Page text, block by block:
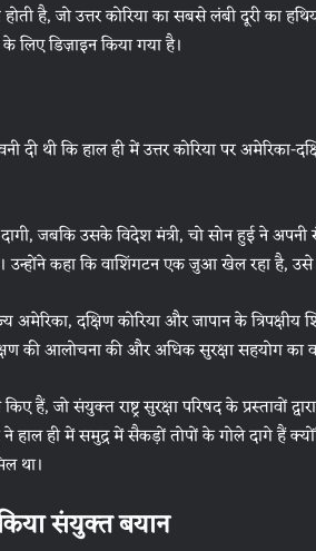
है, जो उत्तर कोरिया का सबसे लंबी दूरी का
लिए डिज़ाइन किया गया है।
दी थी कि हाल ही में उत्तर कोरिया पर अमेरिका-
जबकि उसके विदेश मंत्री, चो सोन हुई ने अपनी
उन्होंने कहा कि वाशिंगटन एक जुआ खेल रहा है, उसे
अमेरिका, दक्षिण कोरिया और जापान के
की आलोचना की और अधिक सुरक्षा सहयोग का
जो संयुक्त राष्ट्र सुरक्षा परिषद के प्रस्तावों
हाल ही में समुद्र में सैकड़ों तोपों के गोले दागे हैं
था।
संयुक्त बयान